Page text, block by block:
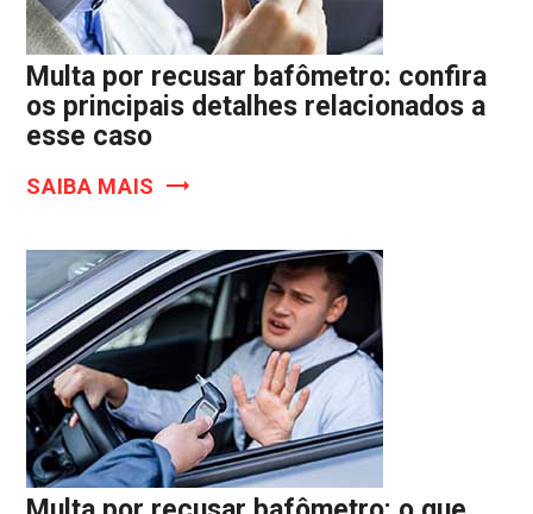
Multa por recusar bafômetro: confira
os principais detalhes relacionados a
esse caso
SAIBA MAIS